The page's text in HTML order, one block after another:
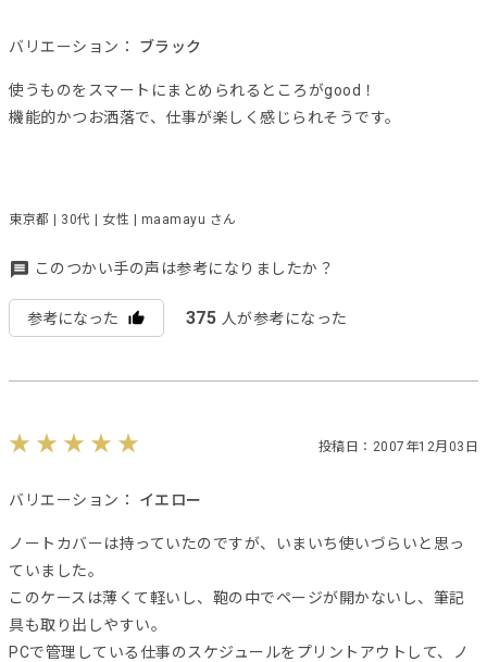
バリエーション： ブラック
使うものをスマートにまとめられるところがgood！
機能的かつお洒落で、仕事が楽しく感じられそうです。
東京都 | 30代 | 女性 | maamayu さん
このつかい手の声は参考になりましたか？
参考になった 375 人が参考になった
投稿日：2007年12月03日
バリエーション： イエロー
ノートカバーは持っていたのですが、いまいち使いづらいと思っ
ていました。
このケースは薄くて軽いし、鞄の中でページが開かないし、筆記
具も取り出しやすい。
PCで管理している仕事のスケジュールをプリントアウトして、ノ